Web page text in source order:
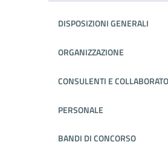
DISPOSIZIONI GENERALI
ORGANIZZAZIONE
CONSULENTI E
PERSONALE
BANDI DI CONCORSO